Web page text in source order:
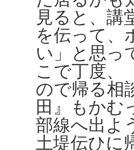
見ると、講
を伝って、
い」と思っ
こで丁度、
ので帰る相
田』もかむ
部線へ出よ
土堤伝ひに